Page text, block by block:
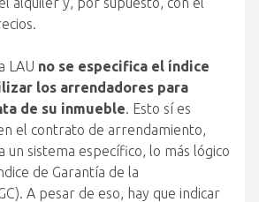
LAU no se especifica el índice
los arrendadores para
de su inmueble. Esto sí es
el contrato de arrendamiento,
un sistema específico, lo más lógico
de Garantía de la
A pesar de eso, hay que indicar